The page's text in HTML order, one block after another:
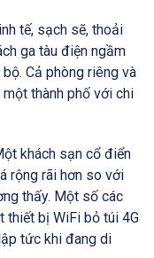
tế, sạch sẽ, thoải
ga tàu điện ngầm
Cả phòng riêng và
thành phố với chi
khách sạn cổ điển
rộng rãi hơn so với
thấy. Một số các
bị WiFi bỏ túi 4G
tức khi đang di